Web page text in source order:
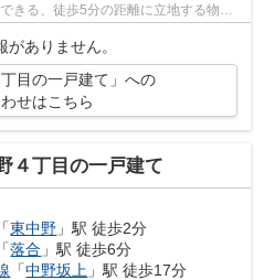
きる、徒歩5分の距離に立地する物件
がありません。
丁目の一戸建て」への
せはこちら
４丁目の一戸建て
「東中野 」駅 徒歩2分
「落合 」駅 徒歩6分
「中野坂上 」駅 徒歩17分